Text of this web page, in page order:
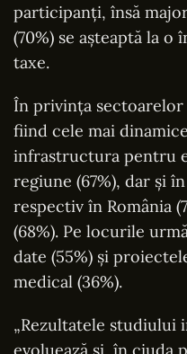
participanţi, însă
(70%) se aşteaptă la o
taxe.
În privinţa
fiind cele mai
infrastructura pentru
regiune (67%), dar şi
respectiv în România
(68%). Pe locurile
date (55%) şi
medical (36%).
„Rezultatele studiului
evoluează şi, în ciuda